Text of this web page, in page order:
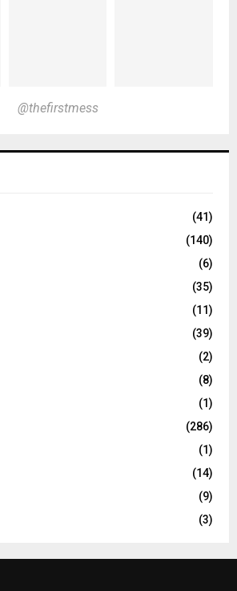
@thefirstmess
(41)
(140)
(6)
(35)
(11)
(39)
(2)
(8)
(1)
(286)
(1)
(14)
(9)
(3)